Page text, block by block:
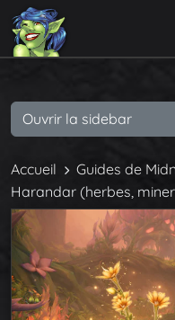
Accueil Guides de
Harandar (herbes,
Ouvrir la sidebar